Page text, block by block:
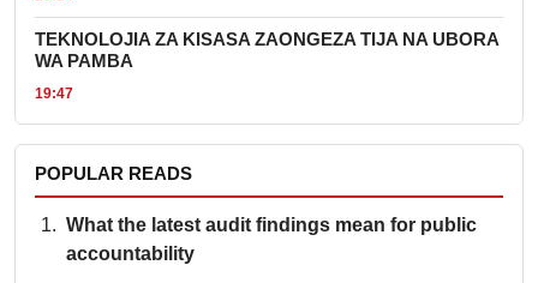
TEKNOLOJIA ZA KISASA ZAONGEZA TIJA NA UBORA
WA PAMBA
19:47
POPULAR READS
What the latest audit findings mean for public
accountability